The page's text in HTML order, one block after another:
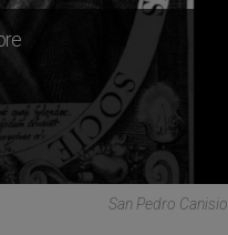
San Pedro Canisio